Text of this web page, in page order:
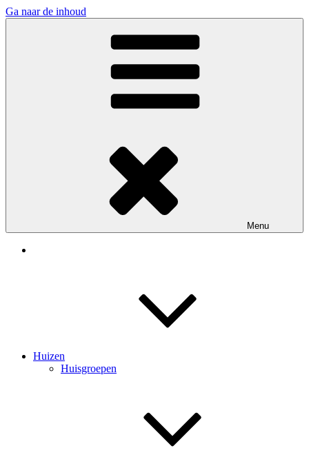
Ga naar de inhoud
Menu
Huizen
Huisgroepen